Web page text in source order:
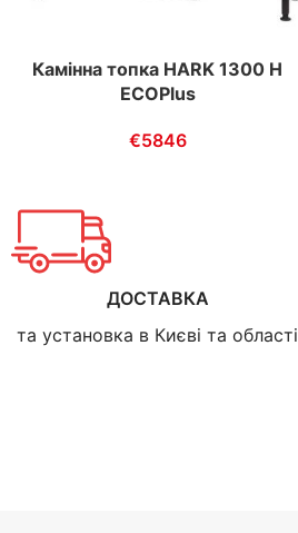
Камінна топка HARK 1300 H
ECOPlus
€5846
ДОСТАВКА
та установка в Києві та області